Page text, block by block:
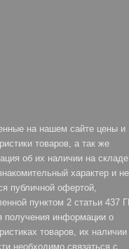
на нашем сайте цены и
товаров, а так же
об их наличии на складе
характер и не
публичной офертой,
пунктом 2 статьи 437
информации о
товаров, их наличии
необходимо связаться с